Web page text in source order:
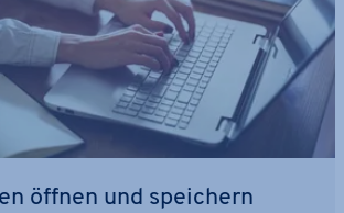
öffnen und speichern